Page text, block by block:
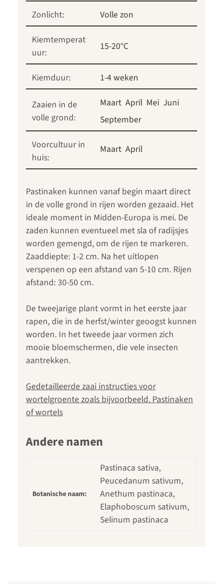
Zonlicht:
Volle zon
Kiemtemperat
uur:
15-20°C
Kiemduur: 1-4 weken
Zaaien in de
volle grond:
Maart April Mei Juni
September
Voorcultuur in
huis:
Maart April
Pastinaken kunnen vanaf begin maart direct
in de volle grond in rijen worden gezaaid. Het
ideale moment in Midden-Europa is mei. De
zaden kunnen eventueel met sla of radijsjes
worden gemengd, om de rijen te markeren.
Zaaddiepte: 1-2 cm. Na het uitlopen
verspenen op een afstand van 5-10 cm. Rijen
afstand: 30-50 cm.
De tweejarige plant vormt in het eerste jaar
rapen, die in de herfst/winter geoogst kunnen
worden. In het tweede jaar vormen zich
mooie bloemschermen, die vele insecten
aantrekken.
Gedetailleerde zaai instructies voor
wortelgroente zoals bijvoorbeeld. Pastinaken
of wortels
Andere namen
Botanische naam:
Pastinaca sativa,
Peucedanum sativum,
Anethum pastinaca,
Elaphoboscum sativum,
Selinum pastinaca